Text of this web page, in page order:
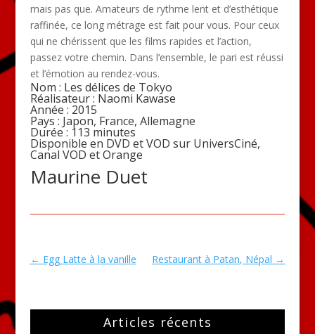
mais pas que. Amateurs de rythme lent et d’esthétique
raffinée, ce long métrage est fait pour vous. Pour ceux
qui ne chérissent que les films rapides et l’action,
passez votre chemin. Dans l’ensemble, le pari est réussi
et l’émotion au rendez-vous.
Nom : Les délices de Tokyo
Réalisateur : Naomi Kawase
Année : 2015
Pays : Japon, France, Allemagne
Durée : 113 minutes
Disponible en DVD et VOD sur UniversCiné,
Canal VOD et Orange
Maurine Duet
← Egg Latte à la vanille Restaurant à Patan, Népal →
Articles récents